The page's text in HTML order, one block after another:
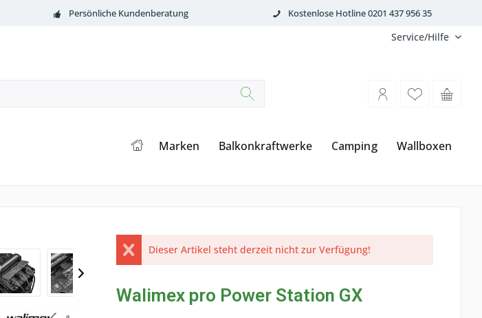
Persönliche Kundenberatung Kostenlose Hotline 0201 437 956 35
Service/Hilfe
Marken Balkonkraftwerke Camping Wallboxen
Dieser Artikel steht derzeit nicht zur Verfügung!
Walimex pro Power Station GX